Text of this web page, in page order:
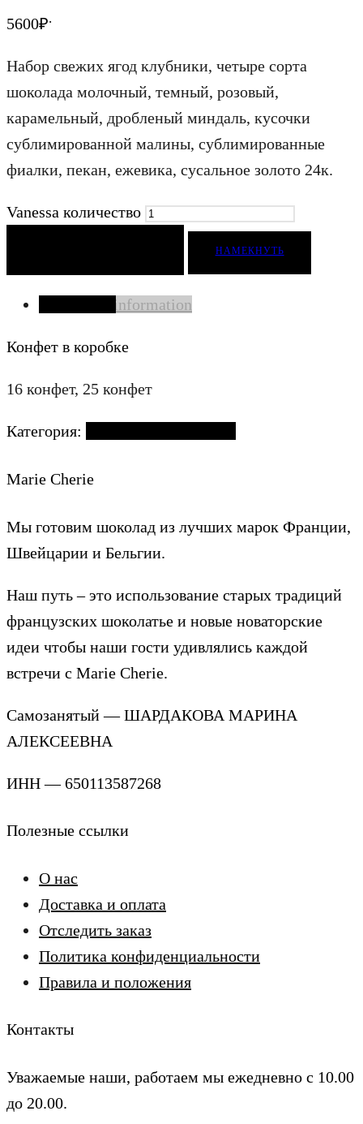
5600₽.
Набор свежих ягод клубники, четыре сорта
шоколада молочный, темный, розовый,
карамельный, дробленый миндаль, кусочки
сублимированной малины, сублимированные
фиалки, пекан, ежевика, сусальное золото 24к.
Vanessa количество
НАМЕКНУТЬ
Additional information
Конфет в коробке
16 конфет, 25 конфет
Категория:
Marie Cherie
Мы готовим шоколад из лучших марок Франции,
Швейцарии и Бельгии.
Наш путь – это использование старых традиций
французских шоколатье и новые новаторские
идеи чтобы наши гости удивлялись каждой
встречи с Marie Cherie.
Самозанятый — ШАРДАКОВА МАРИНА
АЛЕКСЕЕВНА
ИНН — 650113587268
Полезные ссылки
О нас
Доставка и оплата
Отследить заказ
Политика конфиденциальности
Правила и положения
Контакты
Уважаемые наши, работаем мы ежедневно с 10.00
до 20.00.